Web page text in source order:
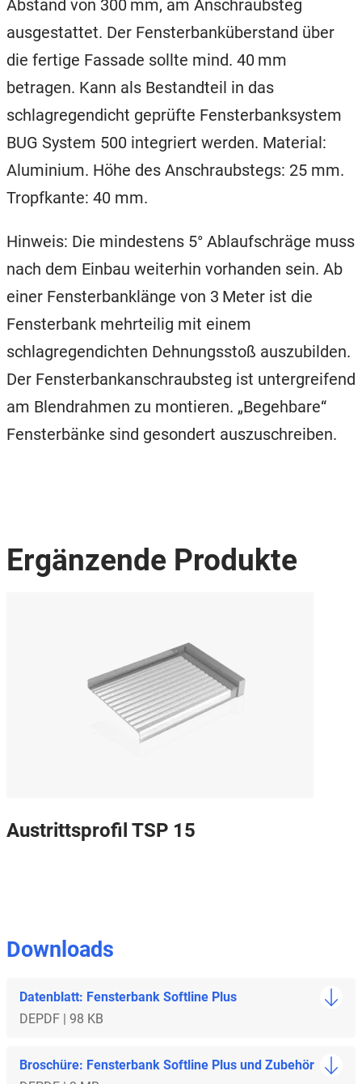
Abstand von 300 mm, am Anschraubsteg
ausgestattet. Der Fensterbanküberstand über
die fertige Fassade sollte mind. 40 mm
betragen. Kann als Bestandteil in das
schlagregendicht geprüfte Fensterbanksystem
BUG System 500 integriert werden. Material:
Aluminium. Höhe des Anschraubstegs: 25 mm.
Tropfkante: 40 mm.
Hinweis: Die mindestens 5° Ablaufschräge muss
nach dem Einbau weiterhin vorhanden sein. Ab
einer Fensterbanklänge von 3 Meter ist die
Fensterbank mehrteilig mit einem
schlagregendichten Dehnungsstoß auszubilden.
Der Fensterbankanschraubsteg ist untergreifend
am Blendrahmen zu montieren. „Begehbare“
Fensterbänke sind gesondert auszuschreiben.
Ergänzende Produkte
Austrittsprofil TSP 15
Downloads
Datenblatt: Fensterbank Softline Plus
DEPDF | 98 KB
Broschüre: Fensterbank Softline Plus und Zubehör